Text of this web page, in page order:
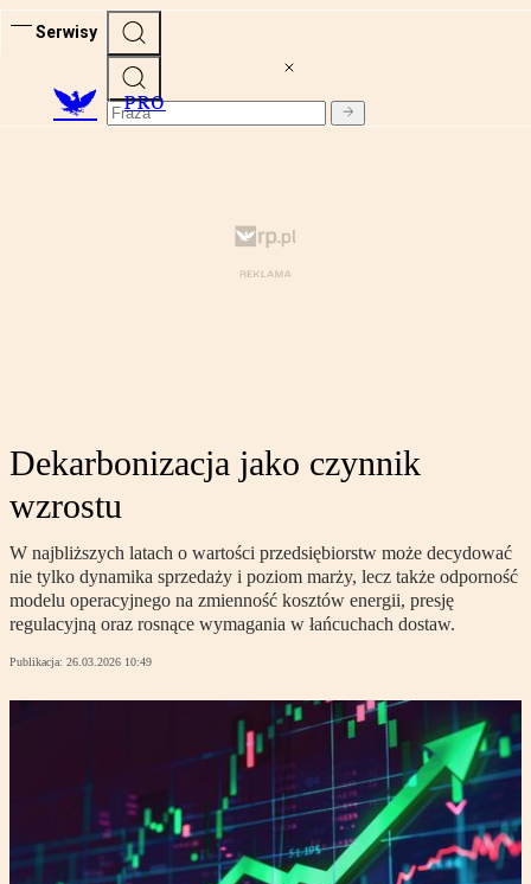
Serwisy
PRO
Dekarbonizacja jako czynnik
wzrostu
W najbliższych latach o wartości przedsiębiorstw może decydować
nie tylko dynamika sprzedaży i poziom marży, lecz także odporność
modelu operacyjnego na zmienność kosztów energii, presję
regulacyjną oraz rosnące wymagania w łańcuchach dostaw.
Publikacja: 26.03.2026 10:49